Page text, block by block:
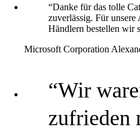
“Danke für das tolle
zuverlässig. Für unsere
Händlern bestellen wir
Microsoft Corporation
“Wir
zufrieden